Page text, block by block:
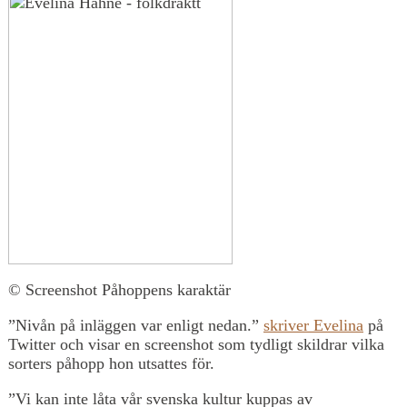
© Screenshot Påhoppens karaktär
”Nivån på inläggen var enligt nedan.” skriver Evelina på
Twitter och visar en screenshot som tydligt skildrar vilka
sorters påhopp hon utsattes för.
”Vi kan inte låta vår svenska kultur kuppas av